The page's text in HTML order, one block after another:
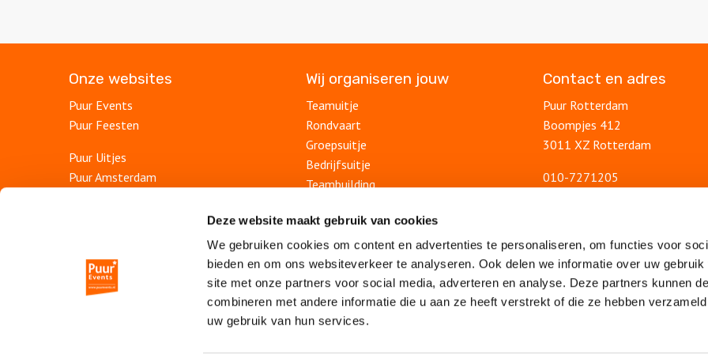
Deze website maakt gebruik van cookies
We gebruiken cookies om content en advertenties te personaliseren, om functies voor
bieden en om ons websiteverkeer te analyseren. Ook delen we informatie over uw gebruik
site met onze partners voor social media, adverteren en analyse. Deze partners kunnen
combineren met andere informatie die u aan ze heeft verstrekt of die ze hebben
uw gebruik van hun services.
Onze websites
Puur Events
Puur Feesten
Puur Uitjes
Puur Amsterdam
Escape Room Mysterium
Vergaderlocatie De Grote Werf
Vergaderlocatie Rotterdam View
Vergaderlocatie Dak van Amsterdam
Wij organiseren jouw
Teamuitje
Rondvaart
Groepsuitje
Bedrijfsuitje
Teambuilding
Personeelsuitje
Bedrijfsfeest
Personeelsfeest
Jubileumfeest
Contact en adres
Puur Rotterdam
Boompjes 412
3011 XZ Rotterdam
010-7271205
Blog
Ontdek Rotterdam
Veelgestelde vragen
Algemene voorwaarden